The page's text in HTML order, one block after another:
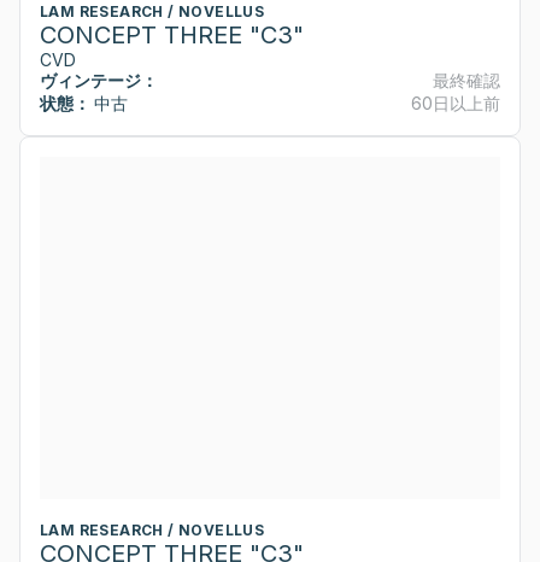
LAM RESEARCH / NOVELLUS
CONCEPT THREE "C3"
CVD
ヴィンテージ：
状態： 中古
最終確認
60日以上前
LAM RESEARCH / NOVELLUS
CONCEPT THREE "C3"